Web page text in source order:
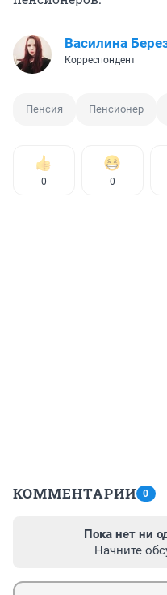
Василина
Корреспондент
Пенсия Пенсионер
0 0
КОММЕНТАРИИ 0
Пока нет ни
Начните